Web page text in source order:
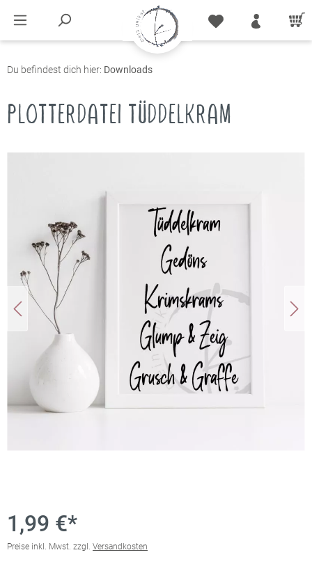
Du befindest dich hier: Downloads
PLOTTERDATEI TÜDDELKRAM
1,99 €*
Preise inkl. Mwst. zzgl. Versandkosten